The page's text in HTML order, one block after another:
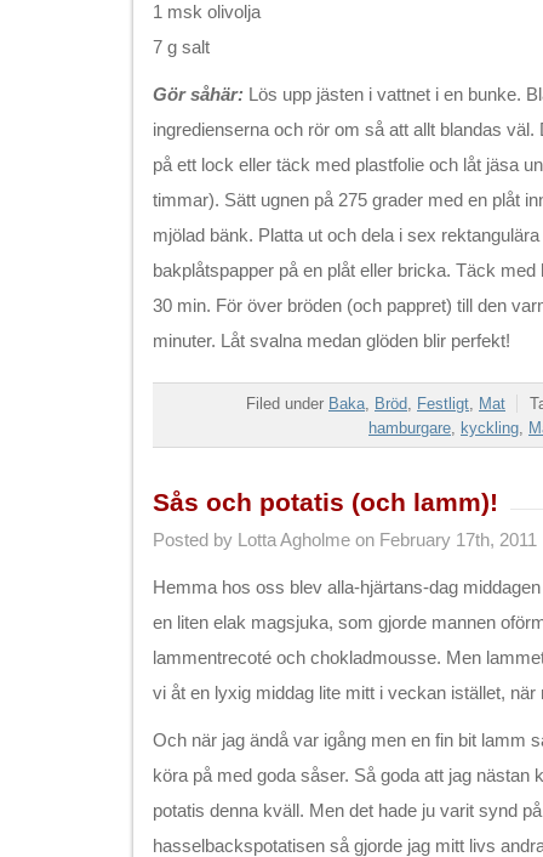
1 msk olivolja
7 g salt
Gör såhär: Lös upp jästen i vattnet i en bunke.
ingredienserna och rör om så att allt blandas väl.
på ett lock eller täck med plastfolie och låt jäsa
timmar). Sätt ugnen på 275 grader med en plåt
mjölad bänk. Platta ut och dela i sex
bakplåtspapper på en plåt eller bricka. Täck
30 min. För över bröden (och pappret) till den
minuter. Låt svalna medan glöden blir perfekt!
Filed under Baka, Bröd, Festligt, Mat
hamburgare, kyckling,
Sås och potatis (och lamm)!
Posted by Lotta Agholme on February 17th, 2011
Hemma hos oss blev alla-hjärtans-dag
en liten elak magsjuka, som gjorde mannen
lammentrecoté och chokladmousse. Men
vi åt en lyxig middag lite mitt i veckan istället,
Och när jag ändå var igång men en fin bit lamm
köra på med goda såser. Så goda att jag nästan
potatis denna kväll. Men det hade ju varit synd
hasselbackspotatisen så gjorde jag mitt livs